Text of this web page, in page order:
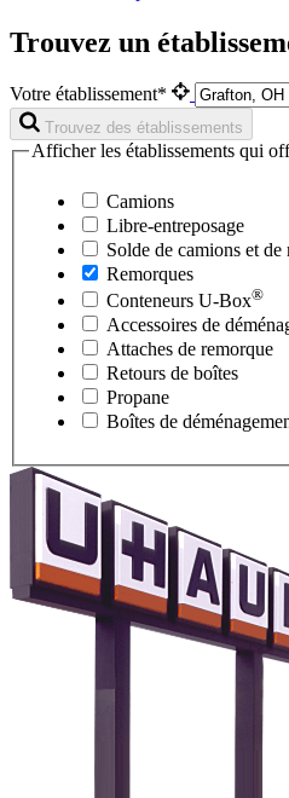
Trouvez un
Votre établissement*
Trouvez des établissements
Afficher les établissements qui
Camions
Libre-entreposage
Solde de camions et de
Remorques
Conteneurs U-Box®
Accessoires de
Attaches de remorque
Retours de boîtes
Propane
Boîtes de